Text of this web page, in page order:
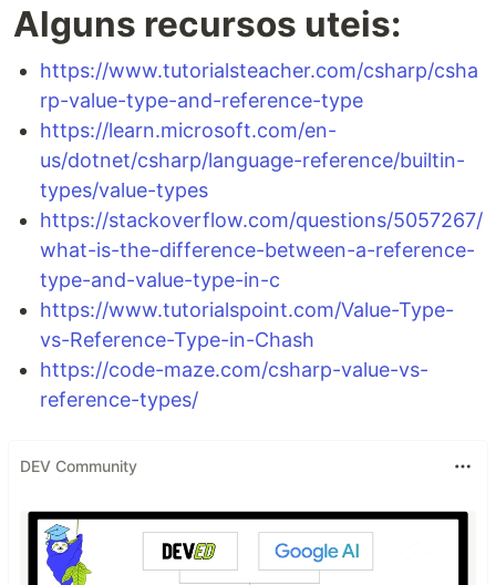
Alguns recursos uteis:
https://www.tutorialsteacher.com/csharp/csha
rp-value-type-and-reference-type
https://learn.microsoft.com/en-
us/dotnet/csharp/language-reference/builtin-
types/value-types
https://stackoverflow.com/questions/5057267/
what-is-the-difference-between-a-reference-
type-and-value-type-in-c
https://www.tutorialspoint.com/Value-Type-
vs-Reference-Type-in-Chash
https://code-maze.com/csharp-value-vs-
reference-types/
DEV Community